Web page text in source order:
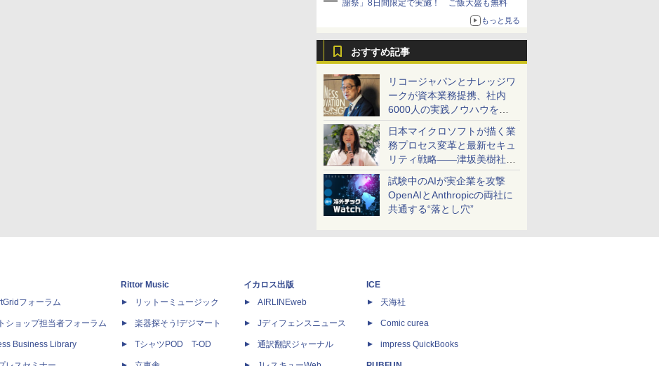
謝祭」8日間限定で実施！ ご飯大盛も無料
もっと見る
おすすめ記事
リコージャパンとナレッジワ
ークが資本業務提携、社内
6000人の実践ノウハウを生
かした「AI商談記録 for
RICOH」を展開へ
日本マイクロソフトが描く業
務プロセス変革と最新セキュ
リティ戦略――津坂美樹社長
が2027年度戦略を説明
試験中のAIが実企業を攻撃
OpenAIとAnthropicの両社に
共通する“落とし穴”
フォーラム
ショップ担当者フォーラム
Business Library
Rittor Music
リットーミュージック
楽器探そう!デジマート
TシャツPOD T-OD
イカロス出版
AIRLINEweb
Jディフェンスニュース
通訳翻訳ジャーナル
ICE
天海社
Comic curea
impress QuickBooks